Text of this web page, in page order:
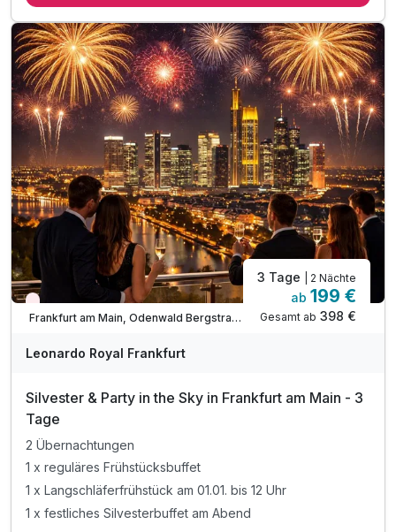
Zusatznächte
Für 3 Tage
1 x Stadtplan für alle Highlights der Stadt
inkl. Nutzung von Sauna & Fitness
inkl. Wlan Nutzung
Aktuell ausgebucht
Frankfurt am Main, Odenwald Bergstraße
3 Tage | 2 Nächte
ab 199 €
Gesamt ab 398 €
Leonardo Royal Frankfurt
Silvester & Party in the Sky in Frankfurt am Main - 3
Tage
2 Übernachtungen
1 x reguläres Frühstücksbuffet
1 x Langschläferfrühstück am 01.01. bis 12 Uhr
1 x festliches Silvesterbuffet am Abend